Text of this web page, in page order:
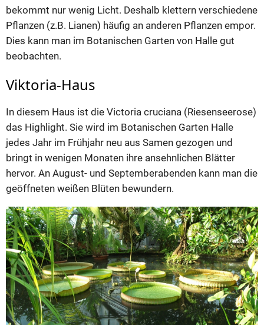
bekommt nur wenig Licht. Deshalb klettern verschiedene
Pflanzen (z.B. Lianen) häufig an anderen Pflanzen empor.
Dies kann man im Botanischen Garten von Halle gut
beobachten.
Viktoria-Haus
In diesem Haus ist die Victoria cruciana (Riesenseerose)
das Highlight. Sie wird im Botanischen Garten Halle
jedes Jahr im Frühjahr neu aus Samen gezogen und
bringt in wenigen Monaten ihre ansehnlichen Blätter
hervor. An August- und Septemberabenden kann man die
geöffneten weißen Blüten bewundern.